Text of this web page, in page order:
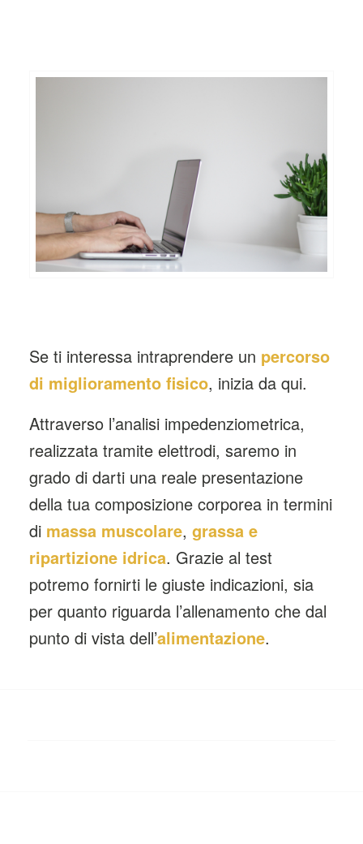
Se ti interessa intraprendere un percorso
di miglioramento fisico, inizia da qui.
Attraverso l’analisi impedenziometrica,
realizzata tramite elettrodi, saremo in
grado di darti una reale presentazione
della tua composizione corporea in termini
di massa muscolare, grassa e
ripartizione idrica. Grazie al test
potremo fornirti le giuste indicazioni, sia
per quanto riguarda l’allenamento che dal
punto di vista dell’alimentazione.